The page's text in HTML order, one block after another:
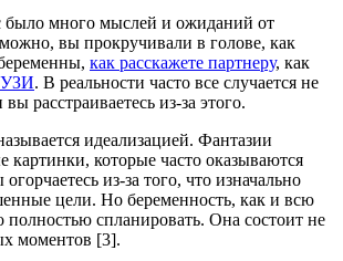
было много мыслей и ожиданий от
вы прокручивали в голове, как
как расскажете партнеру, как
УЗИ. В реальности часто все случается не
расстраиваетесь из-за этого.
идеализацией. Фантазии
картинки, которые часто оказываются
из-за того, что изначально
цели. Но беременность, как и всю
спланировать. Она состоит не
моментов [3].